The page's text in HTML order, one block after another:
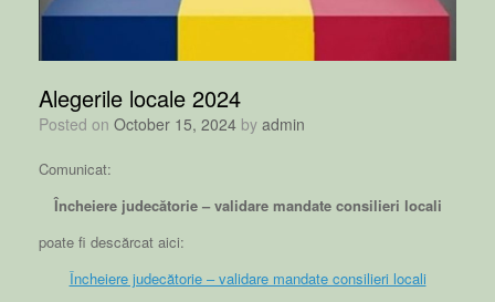
Alegerile locale 2024
Posted on October 15, 2024 by admin
Comunicat:
Încheiere judecătorie – validare mandate consilieri locali
poate fi descărcat aici:
Încheiere judecătorie – validare mandate consilieri locali